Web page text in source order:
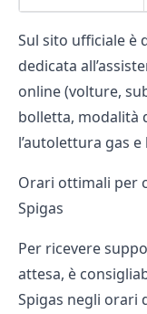
Sul sito ufficiale è
dedicata
online (volture,
bolletta, modalità
l’autolettura gas
Orari ottimali per
Spigas
Per ricevere
attesa, è
Spigas negli orari